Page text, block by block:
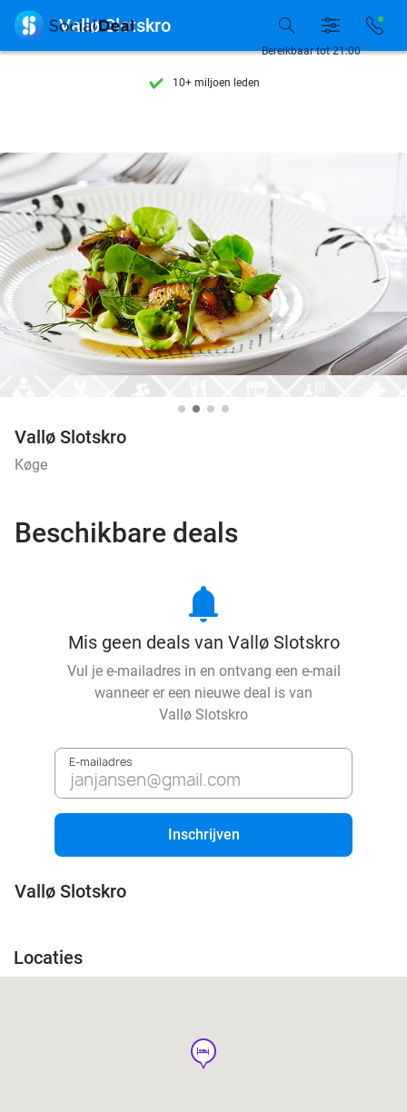
7 dagen per week beschikbaar
10+ miljoen leden
7 dagen per week beschikbaar
10+ miljoen leden
Bereikbaar tot 21:00
 Vallø Slotskro
Vallø Slotskro
Køge
Beschikbare deals
notifications
Mis geen deals van Vallø Slotskro
Vul je e-mailadres in en ontvang een e-mail
wanneer er een nieuwe deal is van
Vallø Slotskro
E-mailadres
Inschrijven
Vallø Slotskro
Locaties
hotel